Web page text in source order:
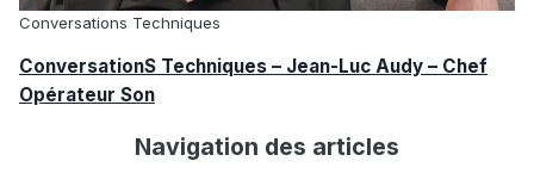
Conversations Techniques
ConversationS Techniques – Jean-Luc Audy – Chef
Opérateur Son
Navigation des articles